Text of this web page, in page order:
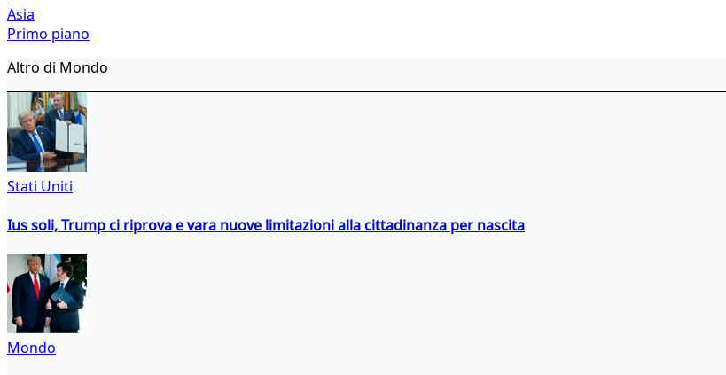
Asia
Primo piano
Altro di Mondo
Stati Uniti
Ius soli, Trump ci riprova e vara nuove limitazioni alla cittadinanza per nascita
Mondo